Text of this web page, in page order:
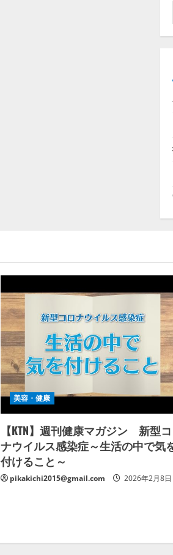
美容・健康
【KTN】週刊健康マガジン 新型
ナウイルス感染症～生活の中で気
付けること～
pikakichi2015@gmail.com 2026年2月8日